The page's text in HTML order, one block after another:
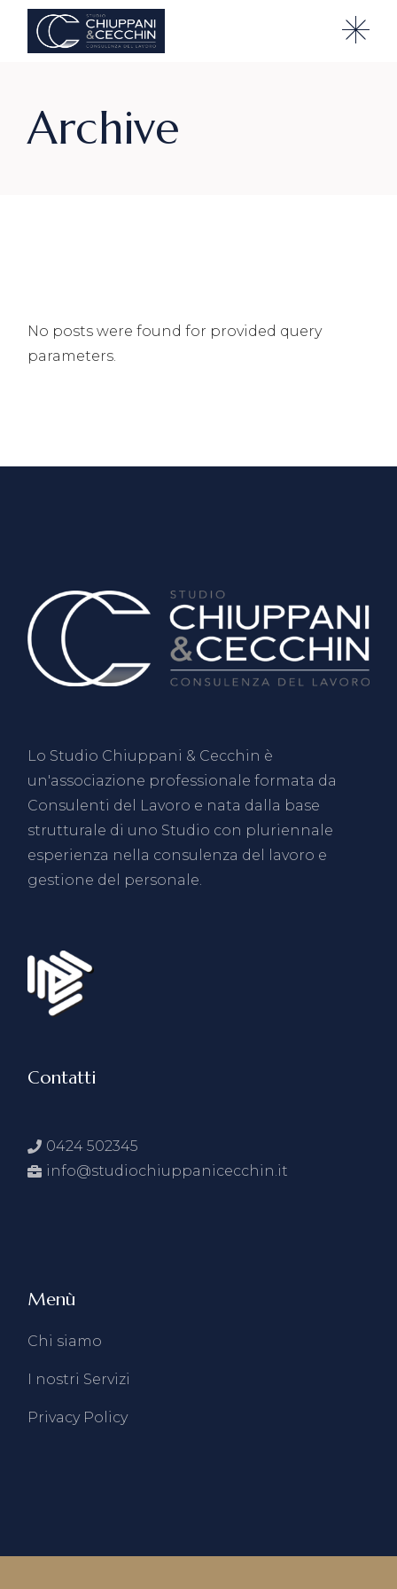
Skip
content
Archive
No posts were found for provided query
parameters.
Lo Studio Chiuppani & Cecchin è
un'associazione professionale formata da
Consulenti del Lavoro e nata dalla base
strutturale di uno Studio con pluriennale
esperienza nella consulenza del lavoro e
gestione del personale.
Contatti
0424 502345
info@studiochiuppanicecchin.it
Menù
Chi siamo
I nostri Servizi
Privacy Policy